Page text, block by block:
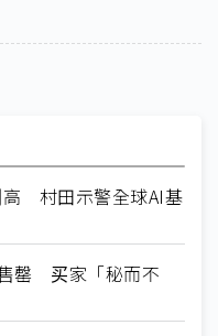
高 村田示警全球AI基
罄 买家「秘而不